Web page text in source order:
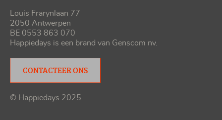
Louis Frarynlaan 77
2050 Antwerpen
BE 0553 863 070
Happiedays is een brand van Genscom nv.
CONTACTEER ONS
© Happiedays 2025